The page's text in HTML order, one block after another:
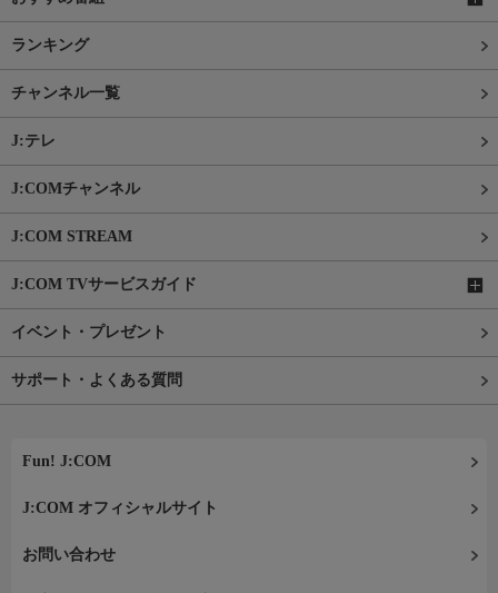
ランキング
チャンネル一覧
J:テレ
J:COMチャンネル
J:COM STREAM
J:COM TVサービスガイド
イベント・プレゼント
サポート・よくある質問
Fun! J:COM
J:COM オフィシャルサイト
お問い合わせ